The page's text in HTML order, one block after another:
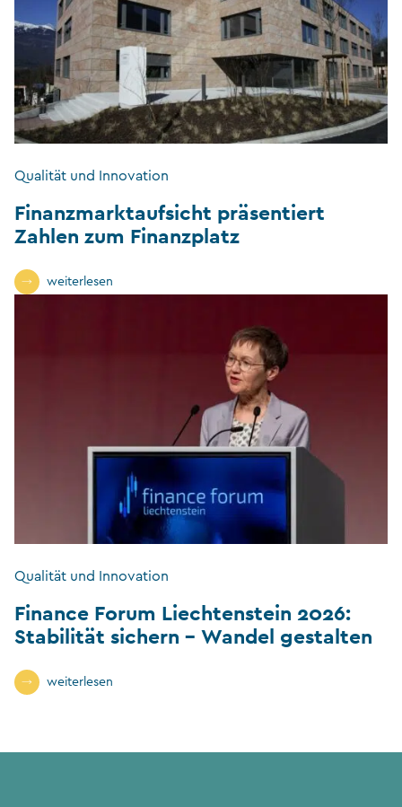
Qualität und Innovation
Finanzmarktaufsicht präsentiert
Zahlen zum Finanzplatz
weiterlesen
Qualität und Innovation
Finance Forum Liechtenstein 2026:
Stabilität sichern – Wandel gestalten
weiterlesen